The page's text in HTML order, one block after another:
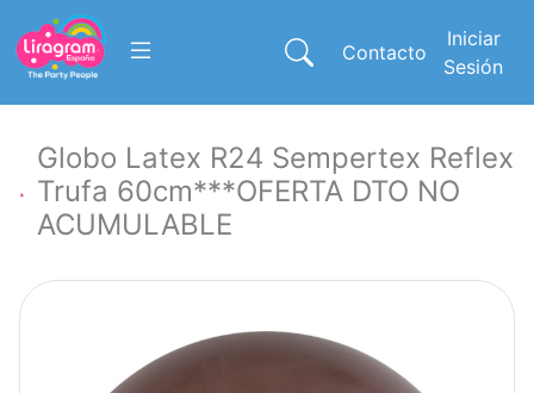
Contacto
Iniciar
Sesión
Globo Latex R24 Sempertex Reflex
Trufa 60cm***OFERTA DTO NO
ACUMULABLE